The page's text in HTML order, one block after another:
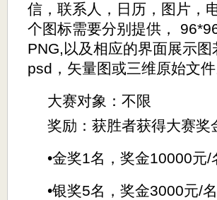
信，联系人，日历，图片，
个图标需要分别提供，
PNG, 以及相应的界面展示
psd ，矢量图或三维原始文
大赛对象：不限
奖励：获胜者获得大赛奖
•金奖1名，奖金10000元/
•银奖5名，奖金3000元/名